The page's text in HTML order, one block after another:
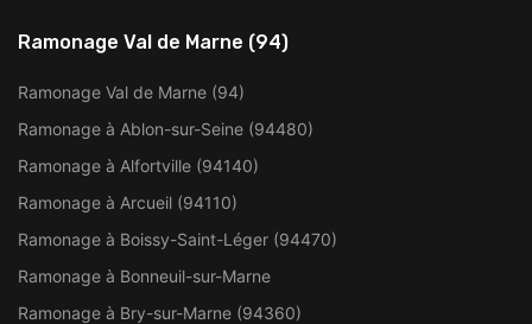
Ramonage Val de Marne (94)
Ramonage Val de Marne (94)
Ramonage à Ablon-sur-Seine (94480)
Ramonage à Alfortville (94140)
Ramonage à Arcueil (94110)
Ramonage à Boissy-Saint-Léger (94470)
Ramonage à Bonneuil-sur-Marne
Ramonage à Bry-sur-Marne (94360)